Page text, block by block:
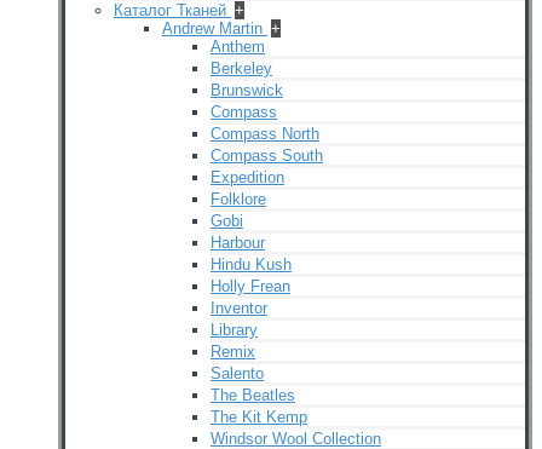
Каталог Тканей +
Andrew Martin +
Anthem
Berkeley
Brunswick
Compass
Compass North
Compass South
Expedition
Folklore
Gobi
Harbour
Hindu Kush
Holly Frean
Inventor
Library
Remix
Salento
The Beatles
The Kit Kemp
Windsor Wool Collection